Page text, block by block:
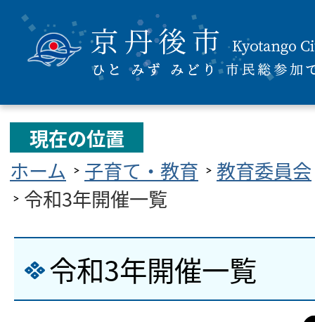
現在の位置
ホーム
子育て・教育
教育委員会
令和3年開催一覧
令和3年開催一覧